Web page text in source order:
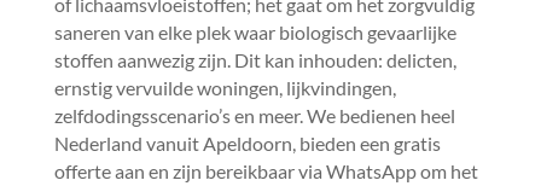
saneren van elke plek waar biologisch gevaarlijke
stoffen aanwezig zijn.​ Dit kan inhouden: delicten,
ernstig vervuilde woningen, lijkvindingen,
zelfdodingsscenario’s en meer.​ We bedienen heel
Nederland vanuit Apeldoorn, bieden een gratis
offerte aan en zijn bereikbaar via WhatsApp om het